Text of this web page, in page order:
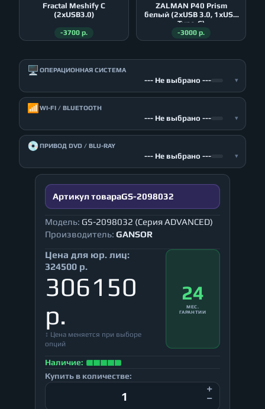
Fractal Meshify C
(2xUSB3.0)
-3700 р.
ZALMAN P40 Prism
белый (2xUSB 3.0, 1xUSB
Type-C)
-3000 р.
🖥️ ОПЕРАЦИОННАЯ СИСТЕМА
--- Не выбрано --- ▾
📶 WI-FI / BLUETOOTH
--- Не выбрано --- ▾
💿ПРИВОД DVD / BLU-RAY
--- Не выбрано --- ▾
Артикул товараGS-2098032
Модель: GS-2098032 (Серия ADVANCED)
Производитель: GANSOR
Цена для юр. лиц:
324500 р.
306150
р.
↕ Цена меняется при выборе
опций
24
МЕС.
ГАРАНТИИ
Наличие:
Купить в количестве: